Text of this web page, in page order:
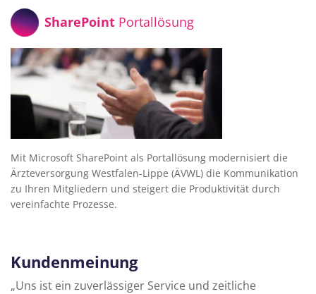
SharePoint Portallösung
Mit Microsoft SharePoint als Portallösung modernisiert die
Ärzteversorgung Westfalen-Lippe (ÄVWL) die Kommunikation
zu Ihren Mitgliedern und steigert die Produktivität durch
vereinfachte Prozesse.
Kundenmeinung
„Uns ist ein zuverlässiger Service und zeitliche